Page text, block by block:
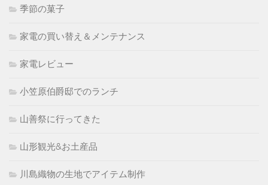
季節の菓子
家電の買い替え＆メンテナンス
家電レビュー
小笠原伯爵邸でのランチ
山善祭に行ってきた
山形観光&お土産品
川島織物の生地でアイテム制作